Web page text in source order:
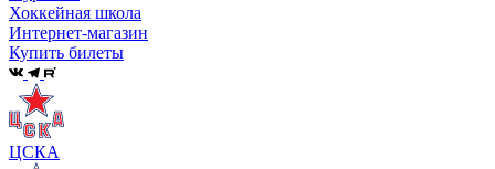
Хоккейная школа
Интернет-магазин
Купить билеты
ЦСКА